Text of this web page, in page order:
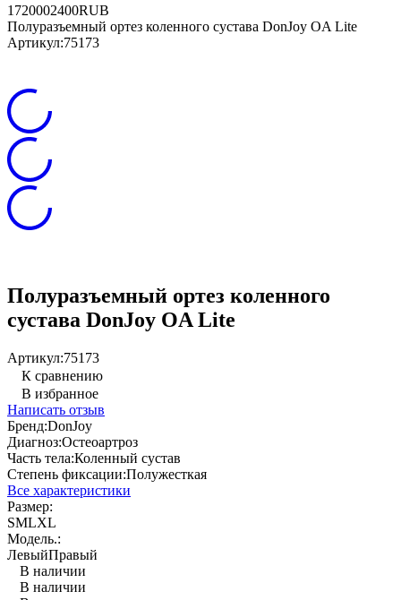
1720002400RUB
Полуразъемный ортез коленного сустава DonJoy OA Lite
Артикул:75173
Полуразъемный ортез коленного
сустава DonJoy OA Lite
Артикул:75173
К сравнению
В избранное
Написать отзыв
Бренд:DonJoy
Диагноз:Остеоартроз
Часть тела:Коленный сустав
Степень фиксации:Полужесткая
Все характеристики
Размер:
SMLXL
Модель.:
ЛевыйПравый
В наличии
В наличии